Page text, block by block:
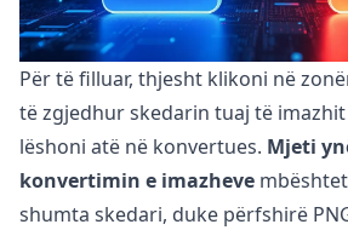
Për të filluar, thjesht klikoni në
të zgjedhur skedarin tuaj të
lëshoni atë në konvertues. Mjeti
konvertimin e imazheve
shumta skedari, duke përfshirë